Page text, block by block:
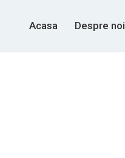
Acasa Despre noi